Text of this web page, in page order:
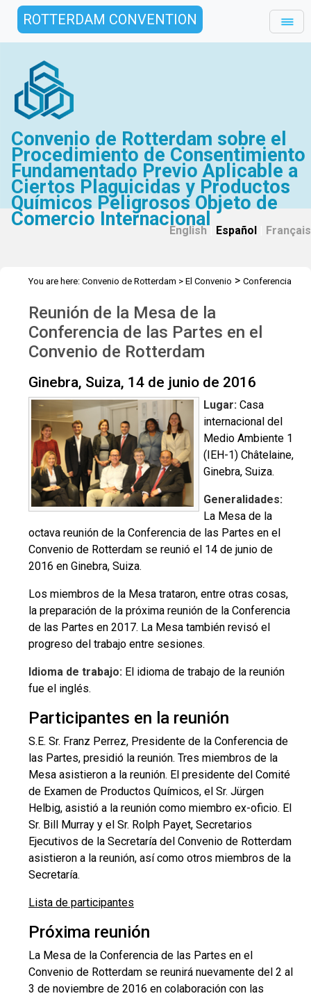
ROTTERDAM CONVENTION
Convenio de Rotterdam sobre el
Procedimiento de Consentimiento
Fundamentado Previo Aplicable a
Ciertos Plaguicidas y Productos
Químicos Peligrosos Objeto de
Comercio Internacional
English Español Français
You are here: Convenio de Rotterdam > El Convenio > Conferencia
Generalidades
Reunión de la Mesa de la
Conferencia de las Partes en el
Convenio de Rotterdam
Ginebra, Suiza, 14 de junio de 2016
Lugar: Casa
internacional del
Medio Ambiente 1
(IEH-1) Châtelaine,
Ginebra, Suiza.
Generalidades:
La Mesa de la
octava reunión de la Conferencia de las Partes en el
Convenio de Rotterdam se reunió el 14 de junio de
2016 en Ginebra, Suiza.
Los miembros de la Mesa trataron, entre otras cosas,
la preparación de la próxima reunión de la Conferencia
de las Partes en 2017. La Mesa también revisó el
progreso del trabajo entre sesiones.
Idioma de trabajo: El idioma de trabajo de la reunión
fue el inglés.
Participantes en la reunión
S.E. Sr. Franz Perrez, Presidente de la Conferencia de
las Partes, presidió la reunión. Tres miembros de la
Mesa asistieron a la reunión. El presidente del Comité
de Examen de Productos Químicos, el Sr. Jürgen
Helbig, asistió a la reunión como miembro ex-oficio. El
Sr. Bill Murray y el Sr. Rolph Payet, Secretarios
Ejecutivos de la Secretaría del Convenio de Rotterdam
asistieron a la reunión, así como otros miembros de la
Secretaría.
Lista de participantes
Próxima reunión
La Mesa de la Conferencia de las Partes en el
Convenio de Rotterdam se reunirá nuevamente del 2 al
3 de noviembre de 2016 en colaboración con las